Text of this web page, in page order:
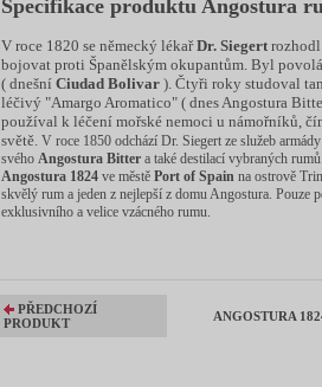
Specifikace produktu Angostura
V roce 1820 se německý lékařDr. Siegert
bojovat proti Španělským okupantům. Byl
( dnešní Ciudad Bolivar ). Čtyři roky studoval
léčivý "Amargo Aromatico" ( dnes Angostura
používal k léčení mořské nemoci u námořníků,
světě. V roce 1850 odchází Dr. Siegert ze služeb
svého Angostura Bitter a také destilací vybraných
Angostura 1824 ve městě Port of Spain na ostrově
skvělý rum a jeden z nejlepší z domu Angostura. Pouze
exklusivního a velice vzácného rumu.
PŘEDCHOZÍ
PRODUKT
ANGOSTURA